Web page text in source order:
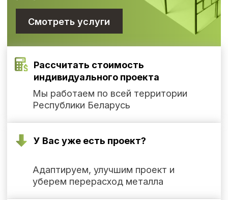
Республики Беларусь
Адаптируем, улучшим проект и
уберем перерасход металла
У Вас уже есть проект?
Мы предоставляем бесплатные
консультационные услуги по